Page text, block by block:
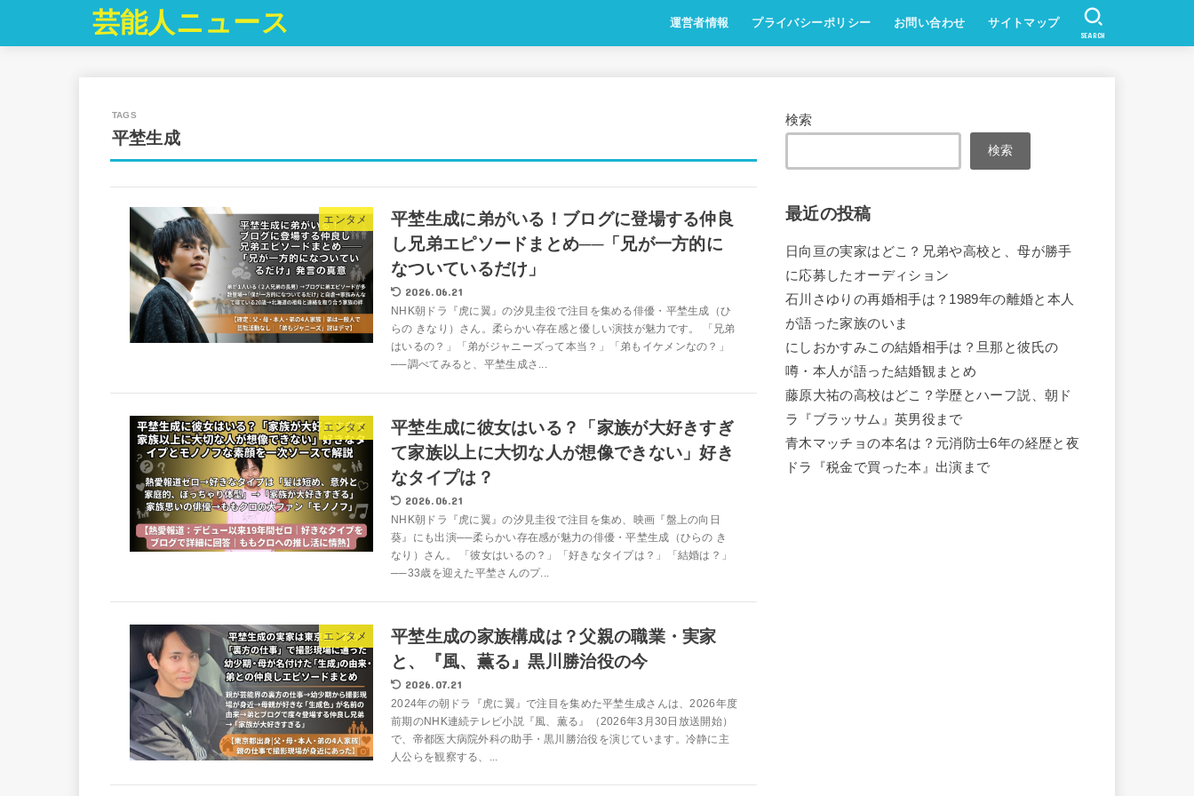
芸能人ニュース 運営者情報 プライバシーポリシー お問い合わせ サイトマップ
SEARCH
平埜生成
エンタメ
平埜生成に弟がいる！ブログに登場する仲良
し兄弟エピソードまとめ──「兄が一方的に
なついているだけ」
2026.06.21
NHK朝ドラ『虎に翼』の汐見圭役で注目を集める俳優・平埜生成（ひ
らの きなり）さん。柔らかい存在感と優しい演技が魅力です。 「兄弟
はいるの？」「弟がジャニーズって本当？」「弟もイケメンなの？」
──調べてみると、平埜生成さ...
エンタメ
平埜生成に彼女はいる？「家族が大好きすぎ
て家族以上に大切な人が想像できない」好き
なタイプは？
2026.06.21
NHK朝ドラ『虎に翼』の汐見圭役で注目を集め、映画『盤上の向日
葵』にも出演──柔らかい存在感が魅力の俳優・平埜生成（ひらの き
なり）さん。 「彼女はいるの？」「好きなタイプは？」「結婚は？」
──33歳を迎えた平埜さんのプ...
エンタメ
平埜生成の家族構成は？父親の職業・実家
と、『風、薫る』黒川勝治役の今
2026.07.21
2024年の朝ドラ『虎に翼』で注目を集めた平埜生成さんは、2026年度
前期のNHK連続テレビ小説『風、薫る』（2026年3月30日放送開始）
で、帝都医大病院外科の助手・黒川勝治役を演じています。冷静に主
人公らを観察する、...
検索
検索
最近の投稿
日向亘の実家はどこ？兄弟や高校と、母が勝手
に応募したオーディション
石川さゆりの再婚相手は？1989年の離婚と本人
が語った家族のいま
にしおかすみこの結婚相手は？旦那と彼氏の
噂・本人が語った結婚観まとめ
藤原大祐の高校はどこ？学歴とハーフ説、朝ド
ラ『ブラッサム』英男役まで
青木マッチョの本名は？元消防士6年の経歴と夜
ドラ『税金で買った本』出演まで